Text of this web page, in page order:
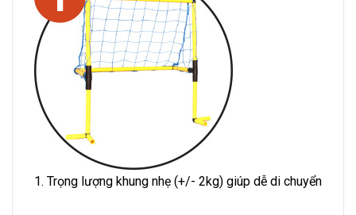
1. Trọng lượng khung nhẹ (+/- 2kg) giúp dễ di chuyển